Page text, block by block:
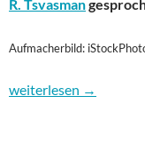
R. Tsvasman
Aufmacherbild:
360 Grad KI:
weiterlesen →